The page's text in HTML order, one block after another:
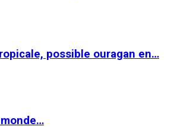
possible ouragan en…